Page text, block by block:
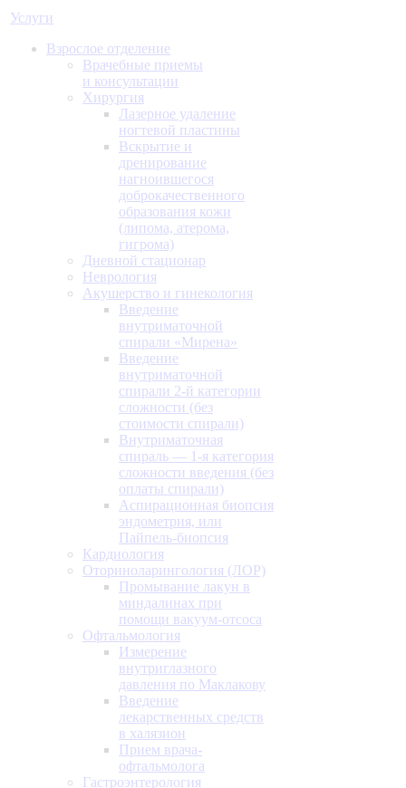
Услуги
Взрослое отделение
Врачебные приемы
и консультации
Хирургия
Лазерное удаление
ногтевой пластины
Вскрытие и
дренирование
нагноившегося
доброкачественного
образования кожи
(липома, атерома,
гигрома)
Дневной стационар
Неврология
Акушерство и гинекология
Введение
внутриматочной
спирали «Мирена»
Введение
внутриматочной
спирали 2-й категории
сложности (без
стоимости спирали)
Внутриматочная
спираль — 1-я категория
сложности введения (без
оплаты спирали)
Аспирационная биопсия
эндометрия, или
Пайпель-биопсия
Кардиология
Оториноларингология (ЛОР)
Промывание лакун в
миндалинах при
помощи вакуум-отсоса
Офтальмология
Измерение
внутриглазного
давления по Маклакову
Введение
лекарственных средств
в халязион
Прием врача-
офтальмолога
Гастроэнтерология